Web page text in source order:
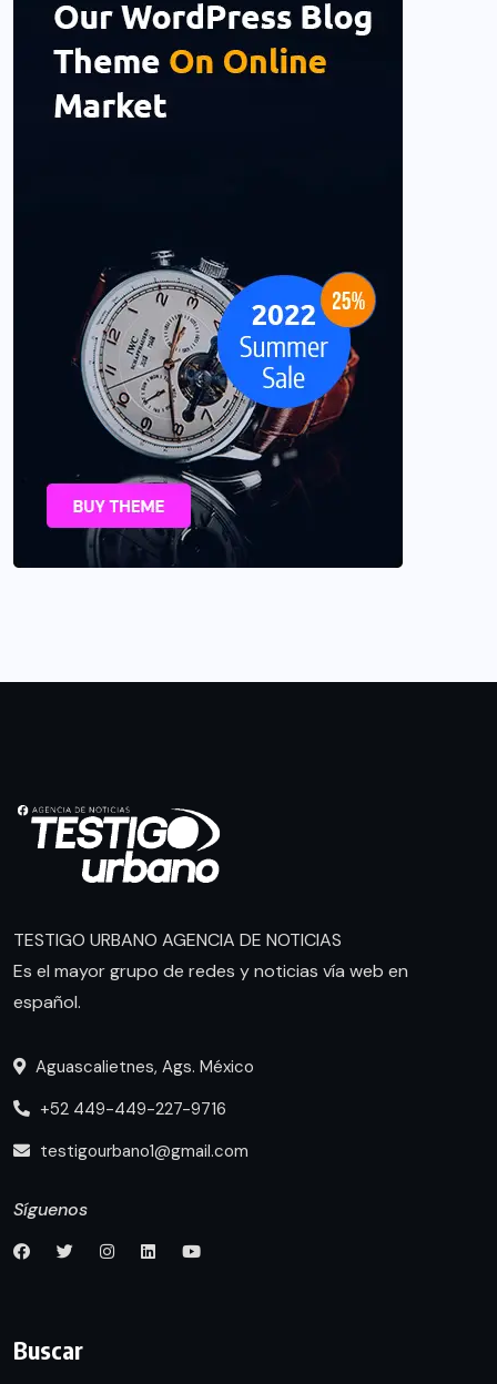
TESTIGO URBANO AGENCIA DE NOTICIAS
Es el mayor grupo de redes y noticias vía web en
español.
Aguascalietnes, Ags. México
+52 449-449-227-9716
testigourbano1@gmail.com
Síguenos
Buscar